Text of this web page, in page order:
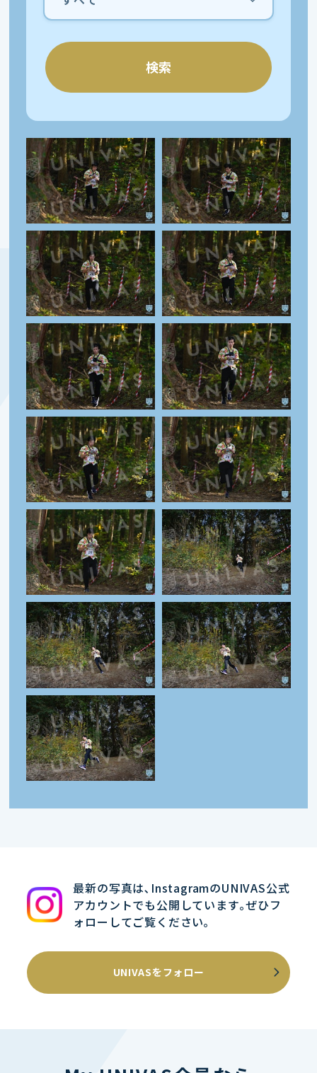
検索
最新の写真は､InstagramのUNIVAS公式
アカウントでも公開しています｡ぜひフ
ォローしてご覧ください｡
UNIVASをフォロー